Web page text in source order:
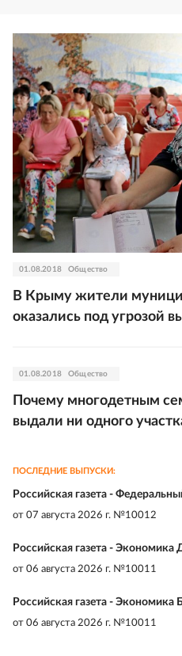
01.08.2018 Общество
В Крыму жители
оказались под угрозой
01.08.2018 Общество
Почему многодетным
выдали ни одного
ПОСЛЕДНИЕ ВЫПУСКИ:
Российская газета -
от 07 августа 2026 г. №10012
Российская газета - Экономика
от 06 августа 2026 г. №10011
Российская газета - Экономика
от 06 августа 2026 г. №10011